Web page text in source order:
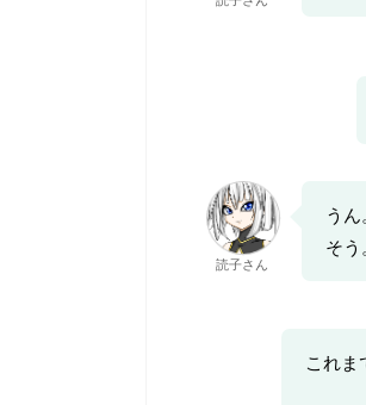
読子さん
う
そう
これま